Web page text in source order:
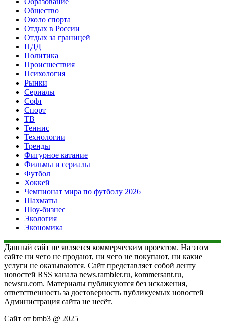
Общество
Около спорта
Отдых в России
Отдых за границей
ПДД
Политика
Происшествия
Психология
Рынки
Сериалы
Софт
Спорт
ТВ
Теннис
Технологии
Тренды
Фигурное катание
Фильмы и сериалы
Футбол
Хоккей
Чемпионат мира по футболу 2026
Шахматы
Шоу-бизнес
Экология
Экономика
Данный сайт не является коммерческим проектом. На этом
сайте ни чего не продают, ни чего не покупают, ни какие
услуги не оказываются. Сайт представляет собой ленту
новостей RSS канала news.rambler.ru, kommersant.ru,
newsru.com. Материалы публикуются без искажения,
ответственность за достоверность публикуемых новостей
Администрация сайта не несёт.
Сайт от bmb3 @ 2025